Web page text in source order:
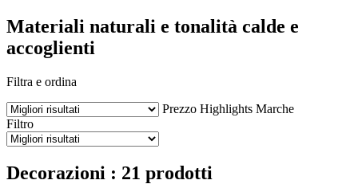
Materiali naturali e tonalità calde e
accoglienti
Filtra e ordina
Prezzo Highlights Marche
Filtro
Decorazioni : 21 prodotti